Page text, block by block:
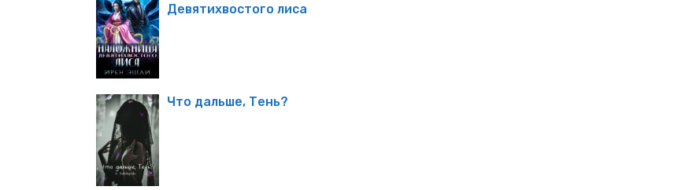
Девятихвостого лиса
Что дальше, Тень?